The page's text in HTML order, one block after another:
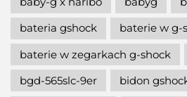
bateria gshock
baterie w g-
baterie w zegarkach g-shock
bgd-565slc-9er
bidon